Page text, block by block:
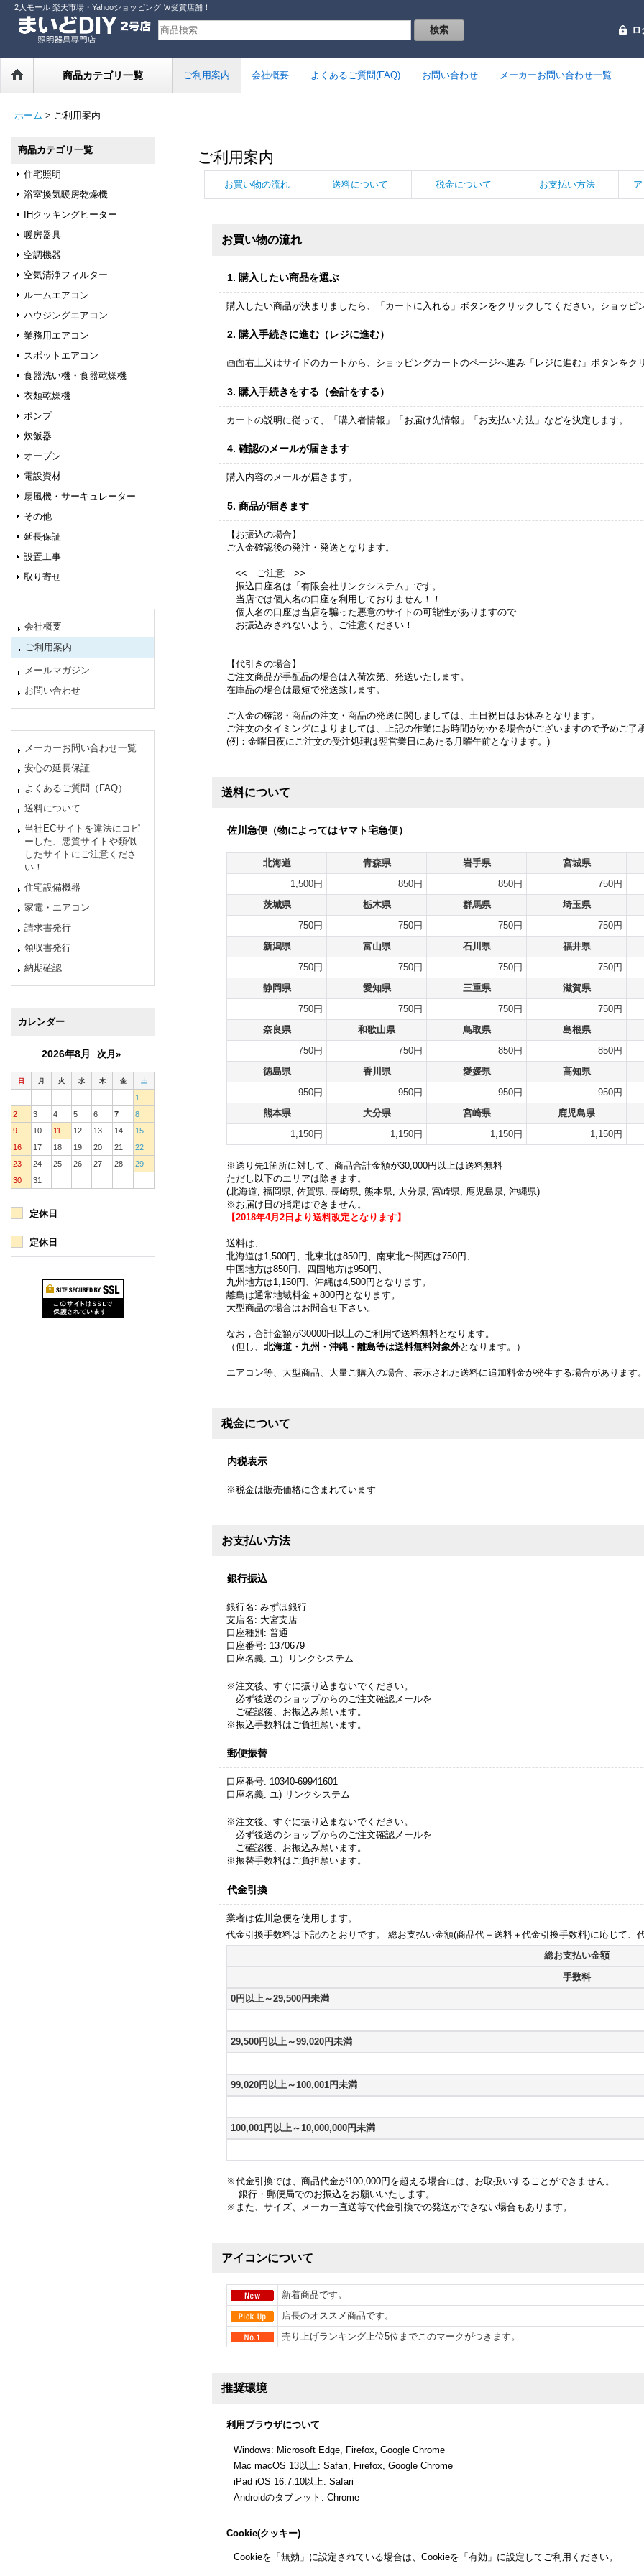
2大モール 楽天市場・Yahooショッピング Ｗ受賞店舗！
ロ
商品カテゴリ一覧 ご利用案内 会社概要 よくあるご質問(FAQ) お問い合わせ メーカーお問い合わせ一覧
ホーム > ご利用案内
商品カテゴリ一覧
住宅照明
浴室換気暖房乾燥機
IHクッキングヒーター
暖房器具
空調機器
空気清浄フィルター
ルームエアコン
ハウジングエアコン
業務用エアコン
スポットエアコン
食器洗い機・食器乾燥機
衣類乾燥機
ポンプ
炊飯器
オーブン
電設資材
扇風機・サーキュレーター
その他
延長保証
設置工事
取り寄せ
会社概要
ご利用案内
メールマガジン
お問い合わせ
メーカーお問い合わせ一覧
安心の延長保証
よくあるご質問（FAQ）
送料について
当社ECサイトを違法にコピ
ーした、悪質サイトや類似
したサイトにご注意くださ
い！
住宅設備機器
家電・エアコン
請求書発行
領収書発行
納期確認
カレンダー
2026年8月 次月»
日 月 火 水 木 金 土
1
2
3 4 5 6 7
8
9
10 11 12 13 14
15
16
17 18 19 20 21
22
23
24 25 26 27 28
29
30
31
定休日
定休日
ご利用案内
お買い物の流れ 送料について 税金について お支払い方法
お買い物の流れ
1. 購入したい商品を選ぶ
購入したい商品が決まりましたら、「カートに入れる」ボタンをクリックしてください。ショッピ
2.購入手続きに進む（レジに進む）
画面右上又はサイドのカートから、ショッピングカートのページへ進み「レジに進む」ボタンをク
3. 購入手続きをする（会計をする）
カートの説明に従って、「購入者情報」「お届け先情報」「お支払い方法」などを決定します。
4.確認のメールが届きます
購入内容のメールが届きます。
5.商品が届きます
【お振込の場合】
ご入金確認後の発注・発送となります。
<< ご注意 >>
振込口座名は「有限会社リンクシステム」です。
当店では個人名の口座を利用しておりません！！
個人名の口座は当店を騙った悪意のサイトの可能性がありますので
お振込みされないよう、ご注意ください！
【代引きの場合】
ご注文商品が手配品の場合は入荷次第、発送いたします。
在庫品の場合は最短で発送致します。
ご入金の確認・商品の注文・商品の発送に関しましては、土日祝日はお休みとなります。
ご注文のタイミングによりましては、上記の作業にお時間がかかる場合がございますので予めご了
(例：金曜日夜にご注文の受注処理は翌営業日にあたる月曜午前となります。)
送料について
佐川急便（物によってはヤマト宅急便）
北海道 青森県 岩手県
宮城県
1,500円
850円 850円
750円
茨城県
栃木県 群馬県
埼玉県
750円
750円 750円
750円
新潟県
富山県 石川県
福井県
750円
750円 750円
750円
静岡県
愛知県 三重県
滋賀県
750円
750円 750円
750円
奈良県
和歌山県 鳥取県
島根県
750円
750円 850円
850円
徳島県
香川県 愛媛県
高知県
950円
950円 950円
950円
熊本県
大分県 宮崎県
鹿児島県
1,150円
1,150円 1,150円 1,150円
※送り先1箇所に対して、商品合計金額が30,000円以上は送料無料
ただし以下のエリアは除きます。
(北海道, 福岡県, 佐賀県, 長崎県, 熊本県, 大分県, 宮崎県, 鹿児島県, 沖縄県)
※お届け日の指定はできません。
【2018年4月2日より送料改定となります】
送料は、
北海道は1,500円、北東北は850円、南東北〜関西は750円、
中国地方は850円、四国地方は950円、
九州地方は1,150円、沖縄は4,500円となります。
離島は通常地域料金＋800円となります。
大型商品の場合はお問合せ下さい。
なお，合計金額が30000円以上のご利用で送料無料となります。
（但し、 北海道・九州・沖縄・離島等は送料無料対象外となります。）
エアコン等、大型商品、大量ご購入の場合、表示された送料に追加料金が発生する場合があります
税金について
内税表示
※税金は販売価格に含まれています
お支払い方法
銀行振込
銀行名 : みずほ銀行
支店名 : 大宮支店
口座種別 : 普通
口座番号: 1370679
口座名義: ユ）リンクシステム
※注文後、すぐに振り込まないでください。
必ず後送のショップからのご注文確認メールを
ご確認後、お振込み願います。
※振込手数料はご負担願います。
郵便振替
口座番号: 10340-69941601
口座名義: ユ) リンクシステム
※注文後、すぐに振り込まないでください。
必ず後送のショップからのご注文確認メールを
ご確認後、お振込み願います。
※振替手数料はご負担願います。
代金引換
業者は佐川急便を使用します。
代金引換手数料は下記のとおりです。 総お支払い金額(商品代＋送料＋代金引換手数料)に応じて、
総お支払い金額
手数料
0円以上～29,500円未満
29,500円以上～99,020円未満
99,020円以上～100,001円未満
100,001円以上～10,000,000円未満
※代金引換では、商品代金が100,000円を超える場合には、お取扱いすることができません。
銀行・郵便局でのお振込をお願いいたします。
※また、サイズ、メーカー直送等で代金引換での発送ができない場合もあります。
アイコンについて
新着商品です。
店長のオススメ商品です。
売り上げランキング上位5位までこのマークがつきます。
推奨環境
利用ブラウザについて
Windows: Microsoft Edge Firefox Google Chrome
Mac macOS 13以上: Safari Firefox Google Chrome
iPad iOS 16.7.10以上: Safari
Androidのタブレット : Chrome
Cookie(クッキー)
Cookieを「無効」に設定されている場合は、Cookieを「有効」に設定してご利用ください。